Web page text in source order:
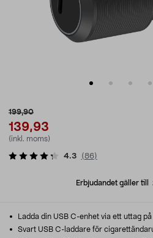
199,90
139,93
(inkl. moms)
4.3 (86)
Erbjudandet gäller till
Ladda din USB C-enhet via ett uttag på
Svart USB C-laddare för